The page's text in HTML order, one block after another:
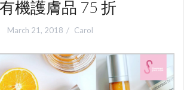
機護膚品 75 折
March 21, 2018 Carol